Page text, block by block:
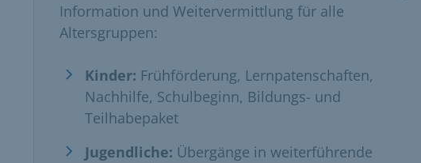
Information und Weitervermittlung für alle
Altersgruppen:
Kinder: Frühförderung, Lernpatenschaften,
Nachhilfe, Schulbeginn, Bildungs- und
Teilhabepaket
Jugendliche: Übergänge in weiterführende